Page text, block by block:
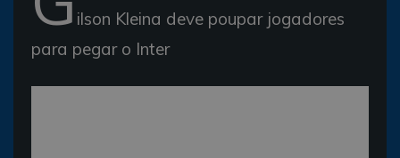
ilson Kleina deve poupar jogadores
para pegar o Inter